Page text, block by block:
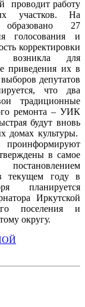
проводит работу
участков. На
27
голосования и
корректировки
возникла для
приведения их в
депутатов
что два
традиционные
ремонта – УИК
будут вновь
домах культуры.
проинформируют
в самое
текущем году в
планируется
Иркутской
поселения и
округу.